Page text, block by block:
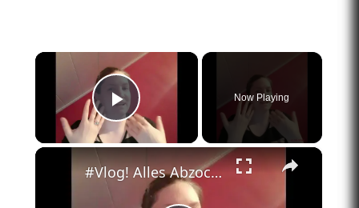
×
Play Video
Now Playing
×
#Vlog! Alles Abzocke? Ist das kalkuliert?